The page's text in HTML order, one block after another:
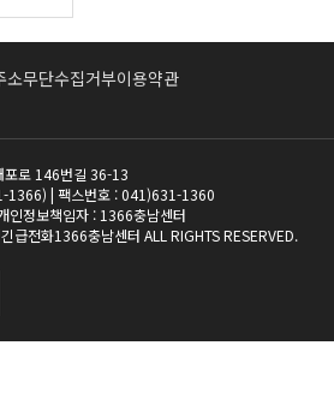
소무단수집거부이용약관
포로 146번길 36-13
1366) | 팩스번호 : 041)631-1360
인정보책임자 : 1366충남센터
전화1366충남센터 ALL RIGHTS RESERVED.